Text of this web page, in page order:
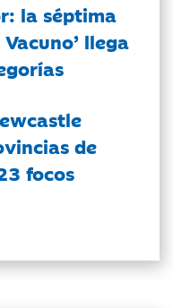
la séptima
llega
de
focos